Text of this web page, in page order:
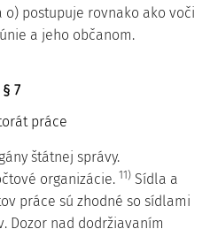
o) postupuje rovnako ako voči
a jeho občanom.
§ 7
práce
štátnej správy.
organizácie. 11) Sídla a
práce sú zhodné so sídlami
Dozor nad dodržiavaním